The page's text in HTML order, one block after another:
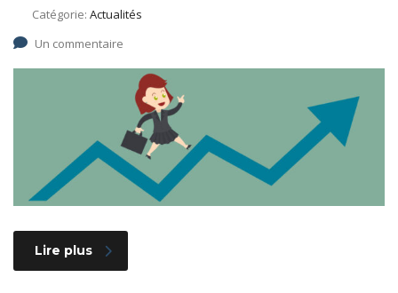
Catégorie: Actualités
Un commentaire
Lire plus